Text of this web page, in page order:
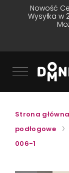
Nowość
Wysyłka
Strona główna
podłogowe
006-1